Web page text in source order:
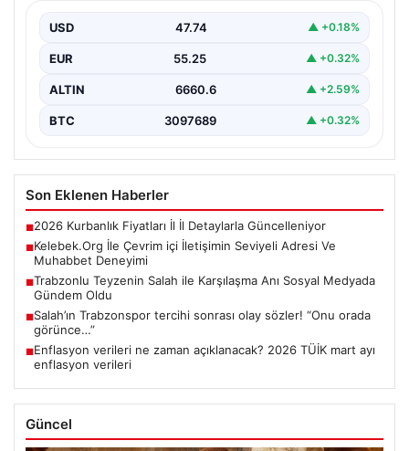
oluşturması kritik bir değer ifade etmektedir. Halen…
USD 47.74 ▲ +0.18%
EUR 55.25 ▲ +0.32%
ALTIN 6660.6 ▲ +2.59%
BTC 3097689 ▲ +0.32%
Son Eklenen Haberler
■2026 Kurbanlık Fiyatları İl İl Detaylarla Güncelleniyor
■Kelebek.Org İle Çevrim içi İletişimin Seviyeli Adresi Ve
Muhabbet Deneyimi
■Trabzonlu Teyzenin Salah ile Karşılaşma Anı Sosyal Medyada
Gündem Oldu
■Salah’ın Trabzonspor tercihi sonrası olay sözler! “Onu orada
görünce…”
■Enflasyon verileri ne zaman açıklanacak? 2026 TÜİK mart ayı
enflasyon verileri
Güncel